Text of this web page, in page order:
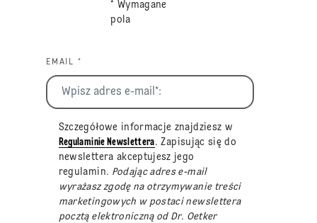
* Wymagane
pola
EMAIL *
Szczegółowe informacje znajdziesz w
Regulaminie Newslettera. Zapisując się do
newslettera akceptujesz jego
regulamin. Podając adres e-mail
wyrażasz zgodę na otrzymywanie treści
marketingowych w postaci newslettera
pocztą elektroniczną od Dr. Oetker